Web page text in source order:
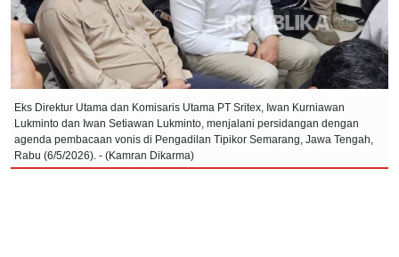
Eks Direktur Utama dan Komisaris Utama PT Sritex, Iwan Kurniawan
Lukminto dan Iwan Setiawan Lukminto, menjalani persidangan dengan
agenda pembacaan vonis di Pengadilan Tipikor Semarang, Jawa Tengah,
Rabu (6/5/2026). - (Kamran Dikarma)